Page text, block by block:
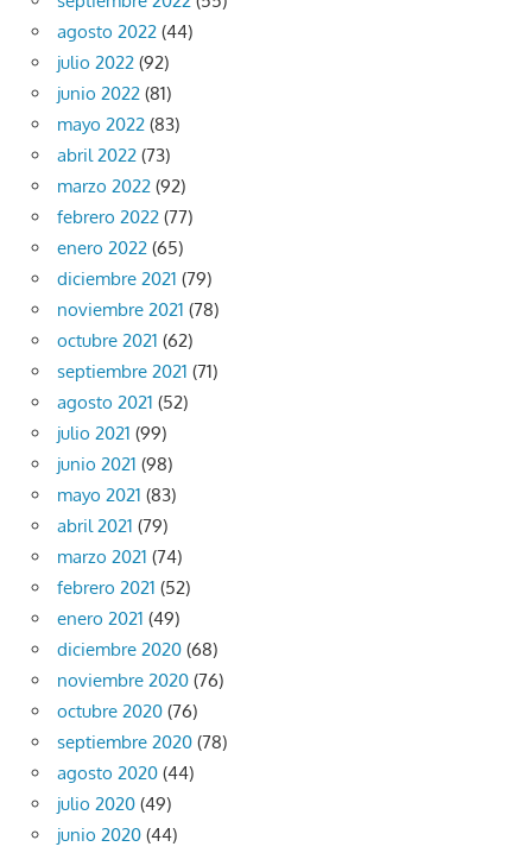
agosto 2022 (44)
julio 2022 (92)
junio 2022 (81)
mayo 2022 (83)
abril 2022 (73)
marzo 2022 (92)
febrero 2022 (77)
enero 2022 (65)
diciembre 2021 (79)
noviembre 2021 (78)
octubre 2021 (62)
septiembre 2021 (71)
agosto 2021 (52)
julio 2021 (99)
junio 2021 (98)
mayo 2021 (83)
abril 2021 (79)
marzo 2021 (74)
febrero 2021 (52)
enero 2021 (49)
diciembre 2020 (68)
noviembre 2020 (76)
octubre 2020 (76)
septiembre 2020 (78)
agosto 2020 (44)
julio 2020 (49)
junio 2020 (44)